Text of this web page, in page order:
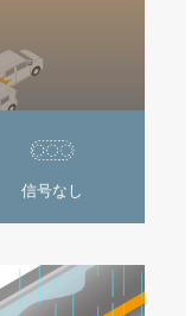
信号なし